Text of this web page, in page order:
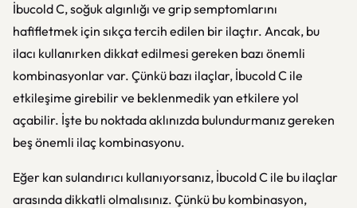
İbucold C, soğuk algınlığı ve grip semptomlarını
hafifletmek için sıkça tercih edilen bir ilaçtır. Ancak, bu
ilacı kullanırken dikkat edilmesi gereken bazı önemli
kombinasyonlar var. Çünkü bazı ilaçlar, İbucold C ile
etkileşime girebilir ve beklenmedik yan etkilere yol
açabilir. İşte bu noktada aklınızda bulundurmanız gereken
beş önemli ilaç kombinasyonu.
Eğer kan sulandırıcı kullanıyorsanız, İbucold C ile bu ilaçlar
arasında dikkatli olmalısınız. Çünkü bu kombinasyon,